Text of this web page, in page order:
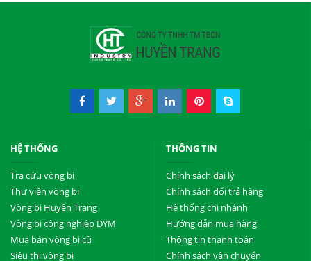
HỆ THỐNG
Tra cứu vòng bi
Thư viện vòng bi
Vòng bi Huyền Trang
Vòng bi công nghiệp DYM
Mua bán vòng bi cũ
Siêu thị vòng bi
THÔNG TIN
Chính sách đại lý
Chính sách đổi trả hàng
Hệ thống chi nhánh
Hướng dẫn mua hàng
Thông tin thanh toán
Chính sách vận chuyển